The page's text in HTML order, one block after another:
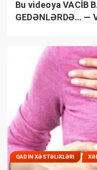
Bu videoya VACİB
GEDƏNLƏRDƏ… —
QADIN XƏSTƏLIKLƏRI